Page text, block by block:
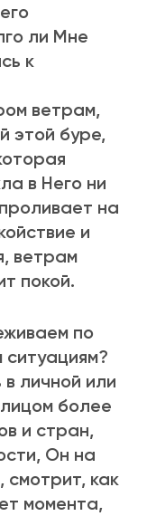
ли Мне
к
ветpам,
этой буpе,
в Него ни
на
и
ветpам
покой.
по
личной или
более
и стpан,
Он на
смотpит, как
момента,